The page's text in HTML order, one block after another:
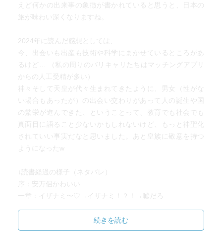
えど何かの出来事の象徴が書かれていると思うと、日本の
旅が味わい深くなりますね。
2024年に読んだ感想としては、
今、出会いも出産も技術や科学にまかせているところがあ
るけど… （私の周りのバリキャリたちはマッチングアプリ
からの人工受精が多い）
神々そして天皇が代々生まれてきたように、男女（性がな
い場合もあったが）の出会い交わりがあって人の誕生や国
の繁栄が進んできた、ということって、教育でも社会でも
真面目に語ること少ないかもしれないけど、もっと神聖化
されていい事実だなと思いました。あと皇族に敬意を持つ
ようになったw
↓読書経過の様子（ネタバレ）
序：安万侶かわいい
一章：イザナミ〜♡→イザナミ！？！→嘘だろ…
三章：神が続々生まれるエフェクト、気持ちいい。
四章：アマテラス様についていきます！オモイカネNice！
続きを読む